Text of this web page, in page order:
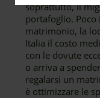
soprattutto, il
portafoglio.
matrimonio, la
Italia il costo
con le dovute
o arriva a
regalarsi un
è ottimizzare le